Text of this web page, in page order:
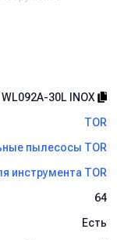
муфтой
резинка, 2
на
WL092A-30L INOX
TOR
пылесосы TOR
инструмента TOR
64
Есть